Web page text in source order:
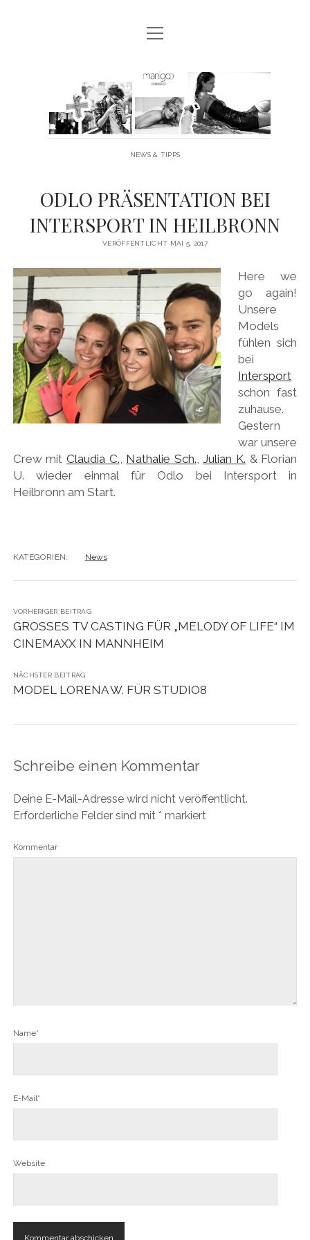
MANIGOO BLOG
MANIGOO MODELS
IMPRESSUM & DATENSCHUTZ
Menü
öffnen
Manigoo
NEWS & TIPPS
ODLO PRÄSENTATION BEI
INTERSPORT IN HEILBRONN
VERÖFFENTLICHT MAI 5, 2017
Here we
go again!
Unsere
Models
fühlen sich
bei
Intersport
schon fast
zuhause.
Gestern
war unsere
Crew mit Claudia C. Nathalie Sch. ,Julian K. & Florian
U. wieder einmal für Odlo bei Intersport in
Heilbronn am Start.
KATEGORIEN: News
VORHERIGER BEITRAG
GROSSES TV CASTING FÜR „MELODY OF LIFE“ IM
CINEMAXX IN MANNHEIM
NÄCHSTER BEITRAG
MODEL LORENA W. FÜR STUDIO8
Schreibe einen Kommentar
Deine E-Mail-Adresse wird nicht veröffentlicht.
Erforderliche Felder sind mit * markiert
Kommentar
Name*
E-Mail*
Website